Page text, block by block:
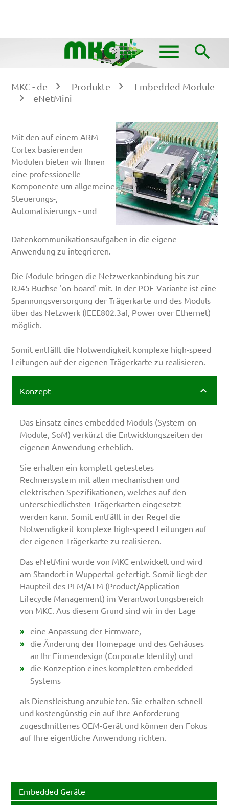
menu search
Suchbegriffe SUCHEN
MKC - de Produkte
Embedded Module
eNetMini
Mit den auf einem ARM
Cortex basierenden
Modulen bieten wir Ihnen
eine professionelle
Komponente um allgemeine
Steuerungs-,
Automatisierungs - und
Datenkommunikationsaufgaben in die eigene
Anwendung zu integrieren.
Die Module bringen die Netzwerkanbindung bis zur
RJ45 Buchse 'on-board' mit. In der POE-Variante ist eine
Spannungsversorgung der Trägerkarte und des Moduls
über das Netzwerk (IEEE802.3af, Power over Ethernet)
möglich.
Somit entfällt die Notwendigkeit komplexe high-speed
Leitungen auf der eigenen Trägerkarte zu realisieren.
Konzept
Das Einsatz eines embedded Moduls (System-on-
Module, SoM) verkürzt die Entwicklungszeiten der
eigenen Anwendung erheblich.
Sie erhalten ein komplett getestetes
Rechnersystem mit allen mechanischen und
elektrischen Spezifikationen, welches auf den
unterschiedlichsten Trägerkarten eingesetzt
werden kann. Somit entfällt in der Regel die
Notwendigkeit komplexe high-speed Leitungen auf
der eigenen Trägerkarte zu realisieren.
Das eNetMini wurde von MKC entwickelt und wird
am Standort in Wuppertal gefertigt. Somit liegt der
Haupteil des PLM/ALM (Product/Application
Lifecycle Management) im Verantwortungsbereich
von MKC. Aus diesem Grund sind wir in der Lage
eine Anpassung der Firmware,
die Änderung der Homepage und des Gehäuses
an Ihr Firmendesign (Corporate Identity) und
die Konzeption eines kompletten embedded
Systems
als Dienstleistung anzubieten. Sie erhalten schnell
und kostengünstig ein auf Ihre Anforderung
zugeschnittenes OEM-Gerät und können den Fokus
auf Ihre eigentliche Anwendung richten.
Embedded Geräte